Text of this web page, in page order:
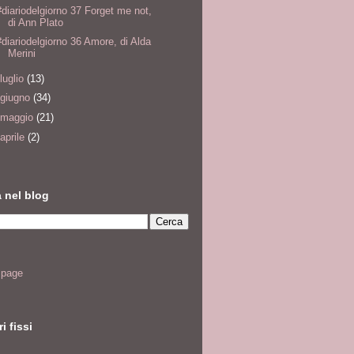
37 Forget me not,
di Ann Plato
36 Amore, di Alda
Merini
luglio (13)
giugno (34)
maggio (21)
aprile (2)
nel blog
fissi